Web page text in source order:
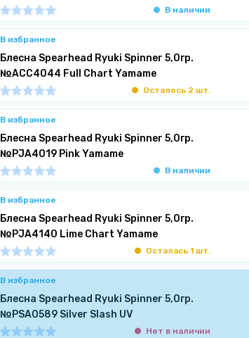
В наличии
В избранное
Блесна Spearhead Ryuki Spinner 5,0гр.
№ACC4044 Full Chart Yamame
Осталось 2 шт.
В избранное
Блесна Spearhead Ryuki Spinner 5,0гр.
№PJA4019 Pink Yamame
В наличии
В избранное
Блесна Spearhead Ryuki Spinner 5,0гр.
№PJA4140 Lime Chart Yamame
Осталась 1 шт.
В избранное
Блесна Spearhead Ryuki Spinner 5,0гр.
№PSA0589 Silver Slash UV
Нет в наличии